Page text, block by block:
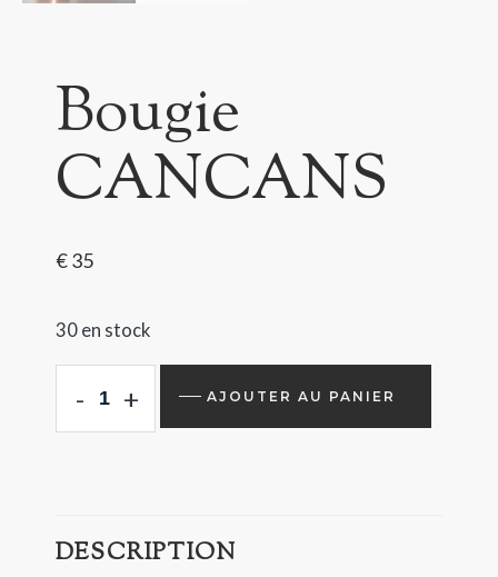
Bougie
CANCANS
€35
30 en stock
- + AJOUTER AU PANIER
DESCRIPTION